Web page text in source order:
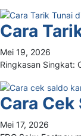
Cara
Mei 19, 2026
Ringkasan Singkat:
Cara Cek
Mei 17, 2026